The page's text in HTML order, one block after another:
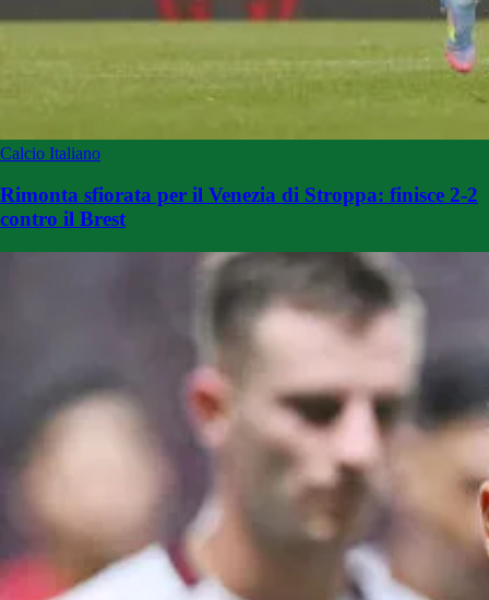
Calcio Italiano
Rimonta sfiorata per il Venezia di Stroppa: finisce 2-2
contro il Brest